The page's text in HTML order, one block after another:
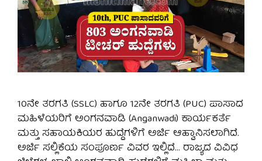
10ನೇ ತರಗತಿ (SSLC) ಹಾಗೂ 12ನೇ ತರಗತಿ (PUC) ಪಾಸಾದ
ಮಹಿಳೆಯರಿಗೆ ಅಂಗನವಾಡಿ (Anganwadi) ಕಾರ್ಯಕರ್ತೆ
ಮತ್ತು ಸಹಾಯಕಿಯರ ಹುದ್ದೆಗಳಿಗೆ ಅರ್ಜಿ ಆಹ್ವಾನಿಸಲಾಗಿದೆ.
ಅರ್ಜಿ ಸಲ್ಲಿಕೆಯ ಸಂಪೂರ್ಣ ವಿವರ ಇಲ್ಲಿದೆ… ರಾಜ್ಯದ ವಿವಿಧ